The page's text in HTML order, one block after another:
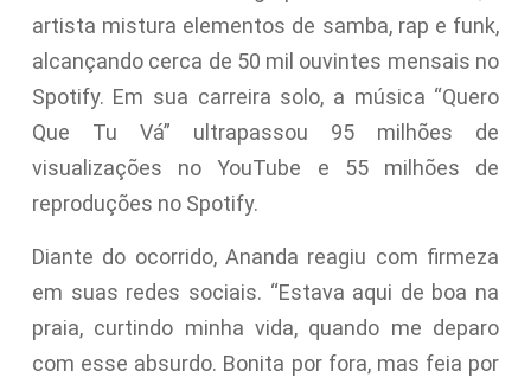
artista mistura elementos de samba, rap e funk,
alcançando cerca de 50 mil ouvintes mensais no
Spotify. Em sua carreira solo, a música “Quero
Que Tu Vá” ultrapassou 95 milhões de
visualizações no YouTube e 55 milhões de
reproduções no Spotify.
Diante do ocorrido, Ananda reagiu com firmeza
em suas redes sociais. “Estava aqui de boa na
praia, curtindo minha vida, quando me deparo
com esse absurdo. Bonita por fora, mas feia por